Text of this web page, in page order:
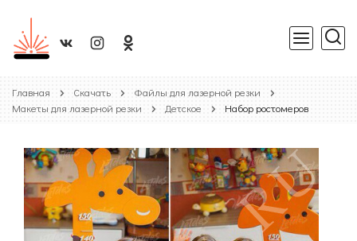
Главная Скачать
Файлы для лазерной резки
Макеты для лазерной резки
Детское Набор ростомеров